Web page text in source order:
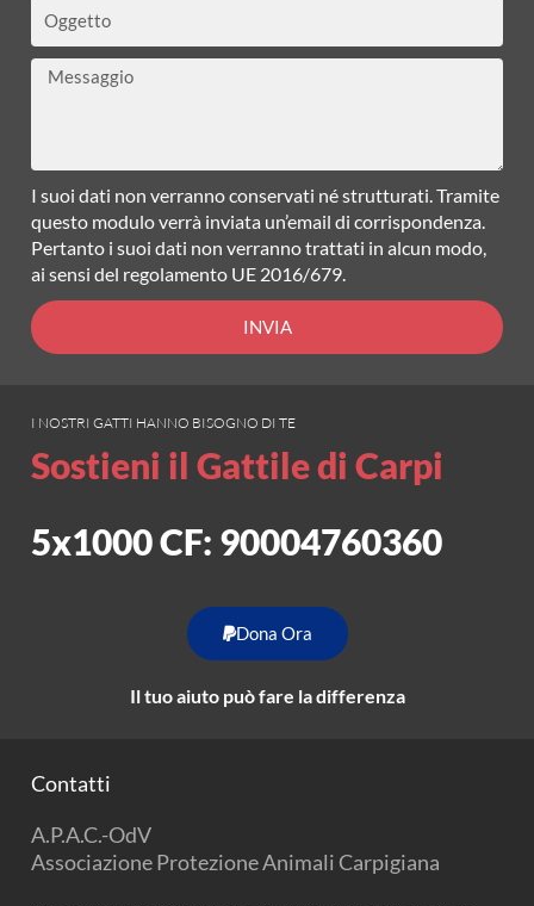
Messaggio
I suoi dati non verranno conservati né strutturati. Tramite
questo modulo verrà inviata un’email di corrispondenza.
Pertanto i suoi dati non verranno trattati in alcun modo,
ai sensi del regolamento UE 2016/679.
INVIA
I NOSTRI GATTI HANNO BISOGNO DI TE
Sostieni il Gattile di Carpi
5x1000 CF: 90004760360
Dona Ora
Il tuo aiuto può fare la differenza
Contatti
A.P.A.C.-OdV
Associazione Protezione Animali Carpigiana